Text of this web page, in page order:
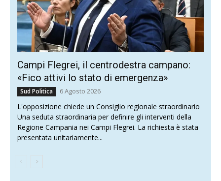
Campi Flegrei, il centrodestra campano:
«Fico attivi lo stato di emergenza»
Sud Politica 6 Agosto 2026
L'opposizione chiede un Consiglio regionale straordinario
Una seduta straordinaria per definire gli interventi della
Regione Campania nei Campi Flegrei. La richiesta è stata
presentata unitariamente...